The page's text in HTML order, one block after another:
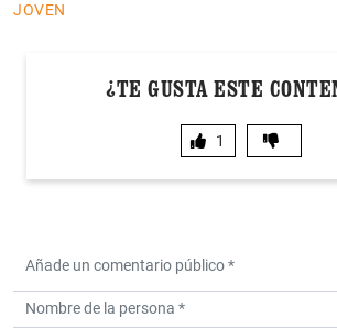
JOVEN
¿TE GUSTA ESTE
1